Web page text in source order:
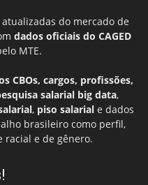
do mercado de
dados oficiais do CAGED
MTE.
CBOs, cargos, profissões,
salarial big data,
, piso salarial e dados
brasileiro como perfil,
racial e de gênero.